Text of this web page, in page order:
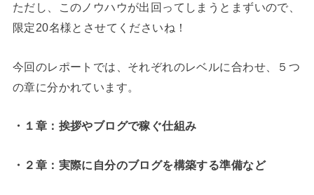
ただし、このノウハウが出回ってしまうとまずいので、
限定20名様とさせてくださいね！
今回のレポートでは、それぞれのレベルに合わせ、５つ
の章に分かれています。
・１章：挨拶やブログで稼ぐ仕組み
・２章：実際に自分のブログを構築する準備など